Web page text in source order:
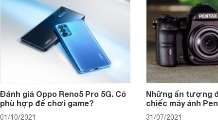
Đánh giá Oppo Reno5 Pro 5G. Có
phù hợp để chơi game?
01/10/2021
Những ấn tượng
chiếc máy ảnh
31/07/2021